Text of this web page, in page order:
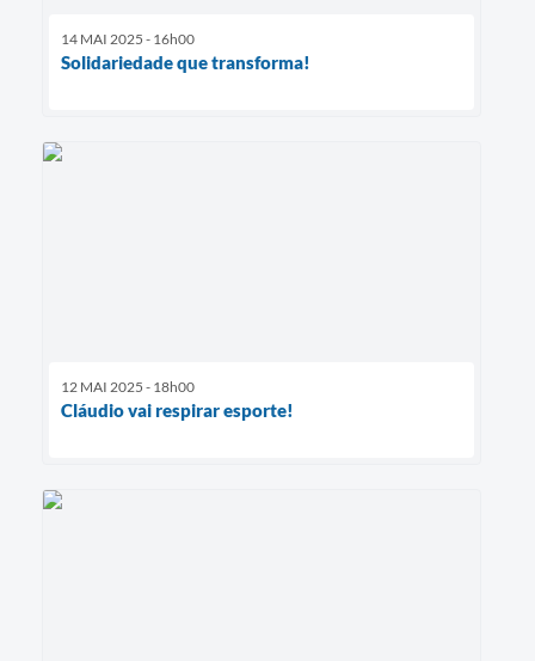
14 MAI 2025 - 16h00
Solidariedade que transforma!
12 MAI 2025 - 18h00
Cláudio vai respirar esporte!